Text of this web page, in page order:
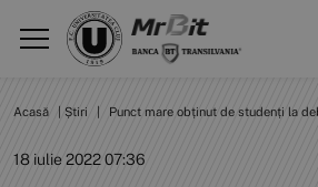
Acasă Știri Punct mare obținut de studenți la
18 iulie 2022 07:36